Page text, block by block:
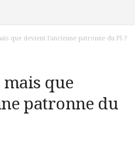
que devient l’ancienne patronne du PS ?
que
patronne du